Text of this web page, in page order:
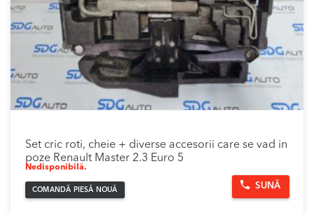
Set cric roti, cheie + diverse accesorii care se vad in
poze Renault Master 2.3 Euro 5
Nedisponibilă.
COMANDĂ PIESĂ NOUĂ SUNĂ